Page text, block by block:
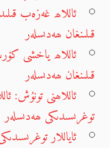
ئاللاھ غەزەب
قىلىنغان ھەدىسلەر
ئاللاھ ياخشى
قىلىنغان ھەدىسلەر
ئاللاھنى تونۇش:
توغرىسىدىكى ھەدىسلەر
ئاياللار